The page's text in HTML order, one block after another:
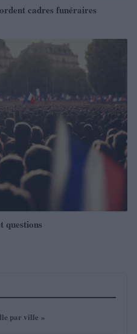
cadres funéraires
questions
par ville »